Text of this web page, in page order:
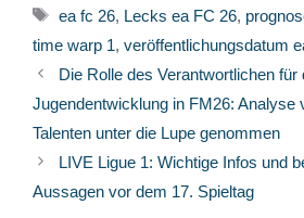
Schlagwörter
ea fc 26, Lecks ea FC 26,
time warp 1, veröffentlichungsdatum
Die Rolle des Verantwortlichen für
Jugendentwicklung in FM26: Analyse
Talenten unter die Lupe genommen
LIVE Ligue 1: Wichtige Infos und
Aussagen vor dem 17. Spieltag